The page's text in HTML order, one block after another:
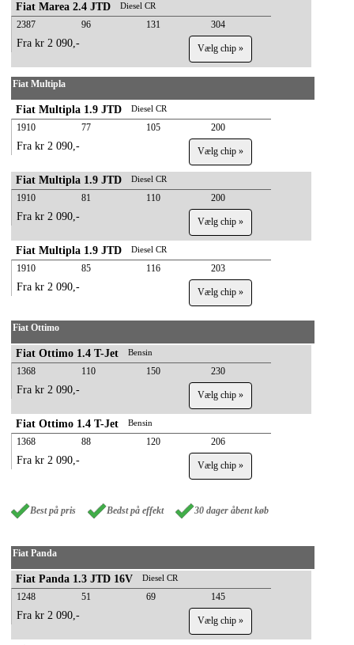
Fiat Marea 2.4 JTD Diesel CR
2387 96 131 304
Fra kr 2 090,- Vælg chip »
Fiat Multipla
Fiat Multipla 1.9 JTD Diesel CR
1910 77 105 200
Fra kr 2 090,- Vælg chip »
Fiat Multipla 1.9 JTD Diesel CR
1910 81 110 200
Fra kr 2 090,- Vælg chip »
Fiat Multipla 1.9 JTD Diesel CR
1910 85 116 203
Fra kr 2 090,- Vælg chip »
Fiat Ottimo
Fiat Ottimo 1.4 T-Jet Bensin
1368 110 150 230
Fra kr 2 090,- Vælg chip »
Fiat Ottimo 1.4 T-Jet Bensin
1368 88 120 206
Fra kr 2 090,- Vælg chip »
Best på pris Bedst på effekt 30 dager åbent køb
Fiat Panda
Fiat Panda 1.3 JTD 16V Diesel CR
1248 51 69 145
Fra kr 2 090,- Vælg chip »